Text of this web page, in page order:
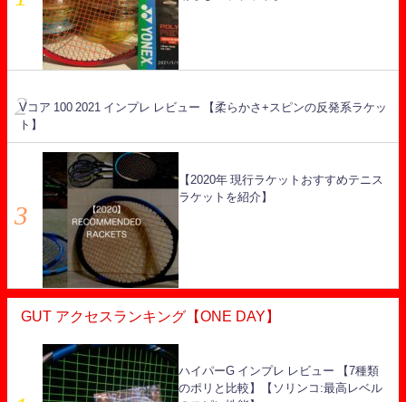
Vコア 100 2021 インプレ レビュー 【柔らかさ+スピンの反発系ラケッ
ト】
【2020年 現行ラケットおすすめテニス
ラケットを紹介】
GUT アクセスランキング【ONE DAY】
ハイパーG インプレ レビュー 【7種類
のポリと比較】【ソリンコ:最高レベル